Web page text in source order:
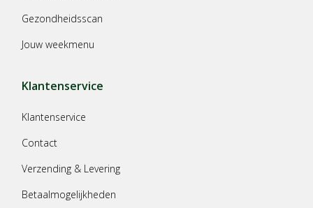
Gezondheidsscan
Jouw weekmenu
Klantenservice
Klantenservice
Contact
Verzending & Levering
Betaalmogelijkheden